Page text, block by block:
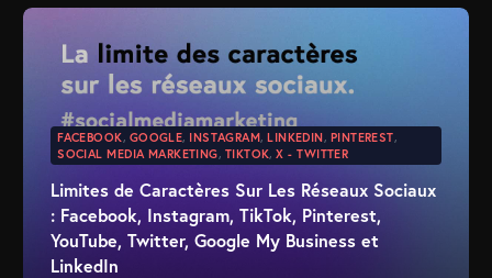
FACEBOOK, GOOGLE, INSTAGRAM,LINKEDIN, PINTEREST,
SOCIAL MEDIA MARKETING, TIKTOK,X - TWITTER
Limites de Caractères Sur Les Réseaux Sociaux
: Facebook, Instagram, TikTok, Pinterest,
YouTube, Twitter, Google My Business et
LinkedIn